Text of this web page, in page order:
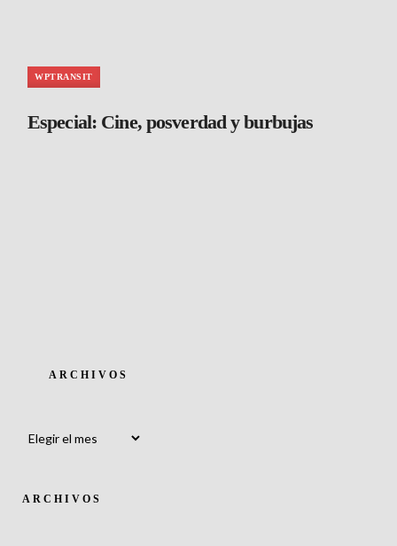
WPTRANSIT
Especial: Cine, posverdad y burbujas
ARCHIVOS
ARCHIVOS